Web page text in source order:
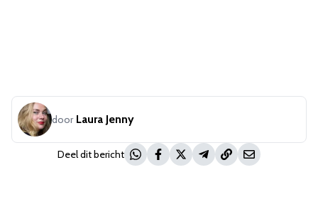
door Laura Jenny
Deel dit bericht